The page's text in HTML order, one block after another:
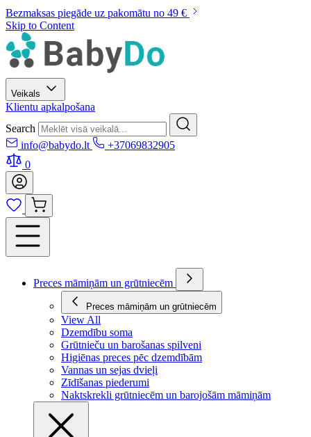
Bezmaksas piegāde uz pakomātu no 49 €
Skip to Content
Veikals
Klientu apkalpošana
Search
info@babydo.lt
+37069832905
0
Preces māmiņām un grūtniecēm
Preces māmiņām un grūtniecēm
View All
Dzemdību soma
Grūtnieču un barošanas spilveni
Higiēnas preces pēc dzemdībām
Vannas un sejas dvieļi
Zīdīšanas piederumi
Naktskrekli grūtniecēm un barojošām māmiņām